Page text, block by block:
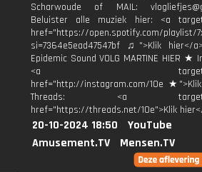
Scharwoude of MAIL:
Beluister alle muziek hier: <a
href="https://open.spotify.com/playlist/
si=7364e5ead47547bf ♫">Klik hier</
Epidemic Sound VOLG MARTINE HIER ★
<a
href="http://instagram.com/10e
Threads: <a
href="https://threads.net/10e">Klik
20-10-2024 18:50
YouTube
Amusement.TV
Mensen.TV